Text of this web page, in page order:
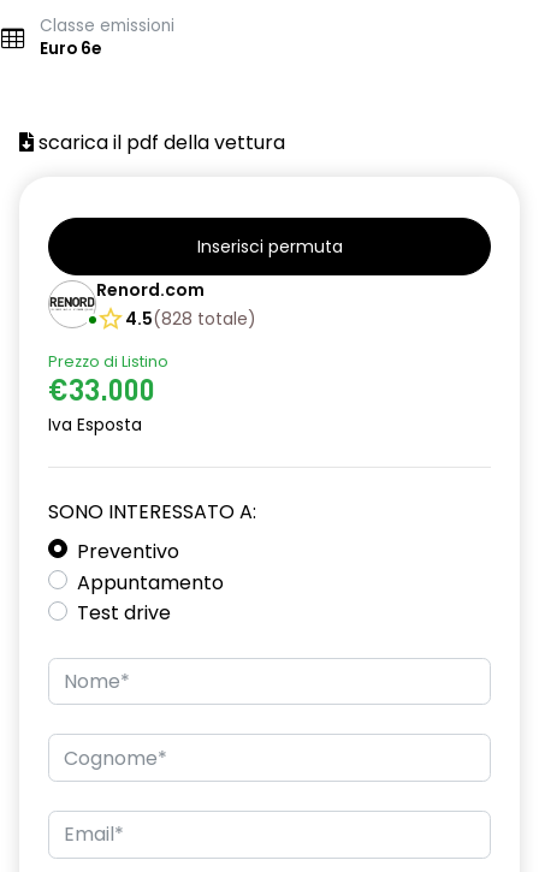
Classe emissioni
Euro 6e
scarica il pdf della vettura
Inserisci permuta
Renord.com
4.5(828 totale)
Prezzo di Listino
€33.000
Iva Esposta
SONO INTERESSATO A:
Preventivo
Appuntamento
Test drive